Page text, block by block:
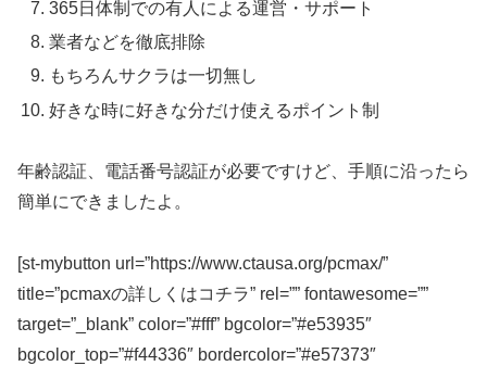
365日体制での有人による運営・サポート
業者などを徹底排除
もちろんサクラは一切無し
好きな時に好きな分だけ使えるポイント制
年齢認証、電話番号認証が必要ですけど、手順に沿ったら
簡単にできましたよ。
[st-mybutton url=”https://www.ctausa.org/pcmax/”
title=”pcmaxの詳しくはコチラ” rel=”” fontawesome=””
target=”_blank” color=”#fff” bgcolor=”#e53935″
bgcolor_top=”#f44336″ bordercolor=”#e57373″